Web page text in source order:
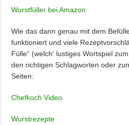
Wurstfüller bei Amazon
Wie das dann genau mit dem
funktioniert und viele
Fülle“ (welch‘ lustiges Wortspiel
den richtigen Schlagworten oder
Seiten:
Chefkoch Video
Wurstrezepte